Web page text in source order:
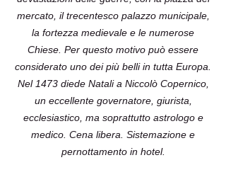
mercato, il trecentesco palazzo municipale,
la fortezza medievale e le numerose
Chiese. Per questo motivo può essere
considerato uno dei più belli in tutta Europa.
Nel 1473 diede Natali a Niccolò Copernico,
un eccellente governatore, giurista,
ecclesiastico, ma soprattutto astrologo e
medico. Cena libera. Sistemazione e
pernottamento in hotel.